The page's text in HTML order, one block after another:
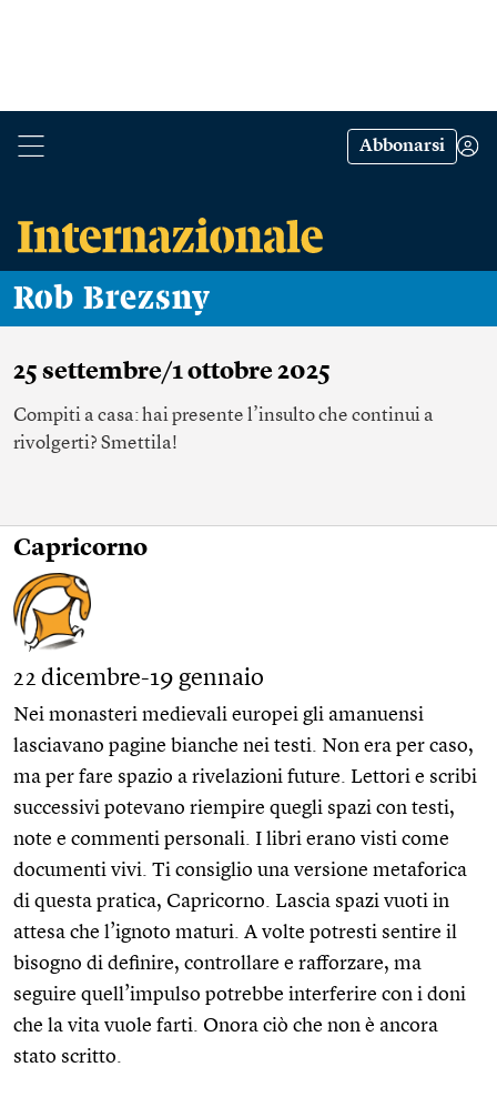
Abbonarsi
Rob Brezsny
25 settembre/1 ottobre 2025
Compiti a casa: hai presente l’insulto che continui a
rivolgerti? Smettila!
Capricorno
22 dicembre-19 gennaio
Nei monasteri medievali europei gli amanuensi
lasciavano pagine bianche nei testi. Non era per caso,
ma per fare spazio a rivelazioni future. Lettori e scribi
successivi potevano riempire quegli spazi con testi,
note e commenti personali. I libri erano visti come
documenti vivi. Ti consiglio una versione metaforica
di questa pratica, Capricorno. Lascia spazi vuoti in
attesa che l’ignoto maturi. A volte potresti sentire il
bisogno di definire, controllare e rafforzare, ma
seguire quell’impulso potrebbe interferire con i doni
che la vita vuole farti. Onora ciò che non è ancora
stato scritto.